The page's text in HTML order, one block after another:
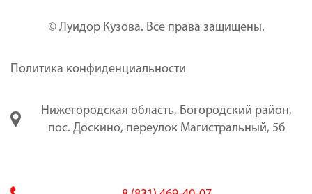
© Луидор Кузова. Все права защищены.
Политика конфиденциальности
Нижегородская область, Богородский район,
пос. Доскино, переулок Магистральный, 5б